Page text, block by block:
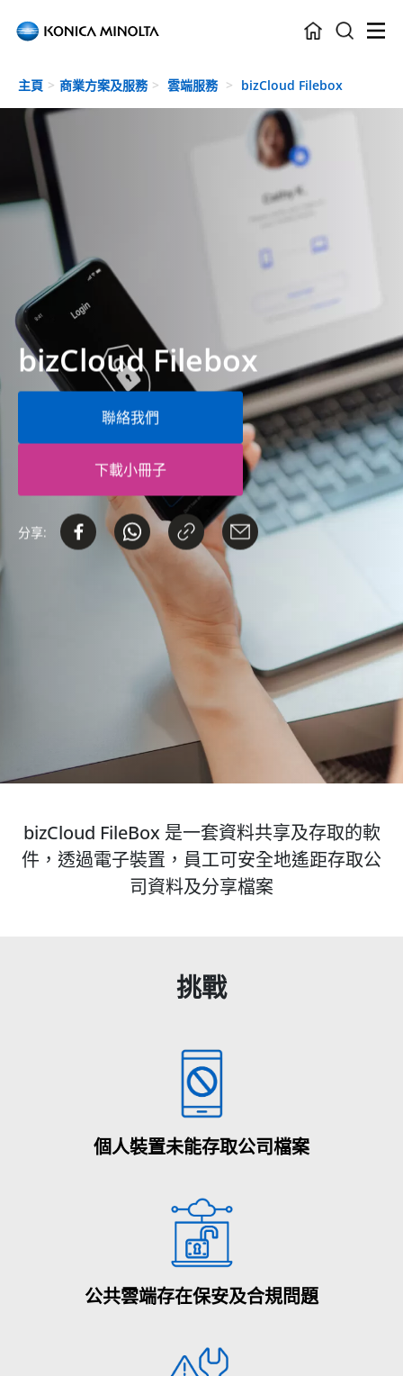
Skip to main content
主頁 商業方案及服務 雲端服務 bizCloud Filebox
bizCloud Filebox
聯絡我們
下載小冊子
分享:
bizCloud FileBox 是一套資料共享及存取的軟
件，透過電子裝置，員工可安全地遙距存取公
司資料及分享檔案
挑戰
個人裝置未能存取公司檔案
公共雲端存在保安及合規問題